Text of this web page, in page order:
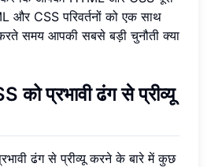
और CSS परिवर्तनों को एक साथ
समय आपकी सबसे बड़ी चुनौती क्या
प्रभावी ढंग से प्रीव्यू
ढंग से प्रीव्यू करने के बारे में कुछ